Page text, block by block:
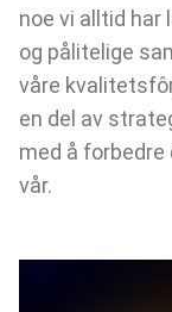
noe vi alltid har
og pålitelige
våre
en del av
med å forbedre
vår.